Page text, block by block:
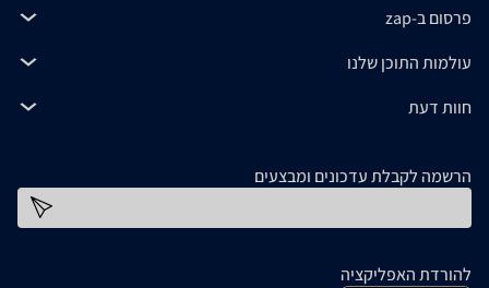
פרסום ב-zap
עולמות התוכן שלנו
חוות דעת
הרשמה לקבלת עדכונים ומבצעים
להורדת האפליקציה